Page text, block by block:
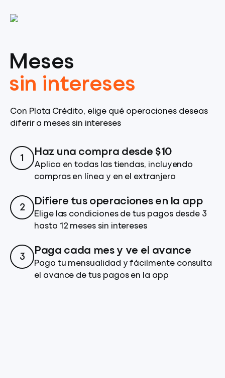
Meses
sin intereses
Con Plata Crédito, elige qué operaciones deseas
diferir a meses sin intereses
1
Haz una compra desde $10
Aplica en todas las tiendas, incluyendo
compras en línea y en el extranjero
2
Difiere tus operaciones en la app
Elige las condiciones de tus pagos desde 3
hasta 12 meses sin intereses
3
Paga cada mes y ve el avance
Paga tu mensualidad y fácilmente consulta
el avance de tus pagos en la app